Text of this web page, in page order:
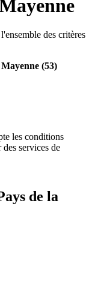
des critères
(53)
les conditions
services de
de la